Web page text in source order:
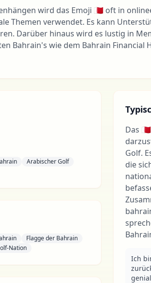
wird das Emoji 🇧🇭 oft in
Themen verwendet. Es kann
Darüber hinaus wird es lustig in
Bahrain's wie dem Bahrain
Arabischer Golf
Flagge der Bahrain
Nation
Das
Golf.
die
Ich